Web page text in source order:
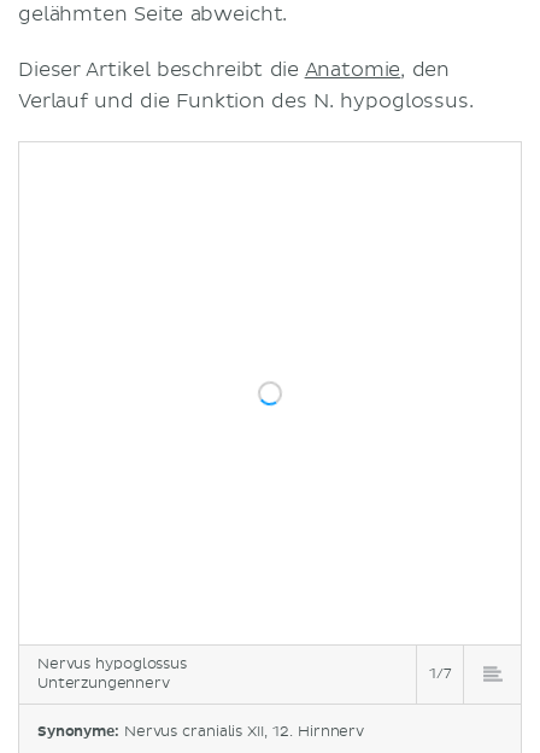
Nervus hypoglossus
Unterzungennerv
1/7
Synonyme: Nervus cranialis XII, 12. Hirnnerv
gelähmten Seite abweicht.
Dieser Artikel beschreibt die Anatomie, den
Verlauf und die Funktion des N. hypoglossus.